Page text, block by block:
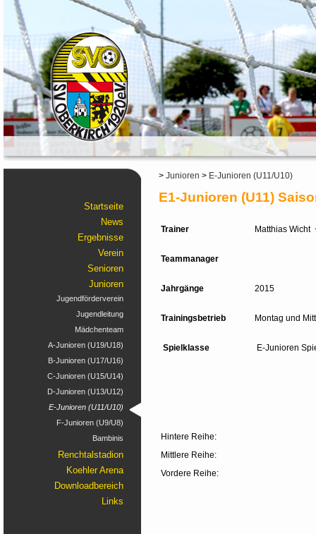
Startseite
News
Ergebnisse
Verein
Senioren
Junioren
Jugendförderverein
Jugendleitung
Mädchenteam
A-Junioren (U19/U18)
B-Junioren (U17/U16)
C-Junioren (U15/U14)
D-Junioren (U13/U12)
E-Junioren (U11/U10)
F-Junioren (U9/U8)
Bambinis
Renchtalstadion
Koehler Arena
Downloadbereich
Links
> Junioren > E-Junioren (U11/U10)
E1-Junioren (U11)
Trainer Matthias Wicht
Teammanager
Jahrgänge 2015
Trainingsbetrieb Montag und
Spielklasse E-Junioren
Hintere
Mittlere Reihe:
Vordere Reihe: